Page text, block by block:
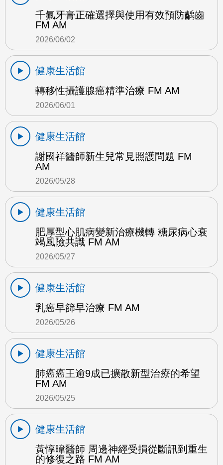
千氟牙膏正確選擇與使用有效預防齲齒
FM AM
2026/06/02
健康生活館
轉移性攝護腺癌精準治療 FM AM
2026/06/01
健康生活館
謝國祥醫師新生兒常見照護問題 FM
AM
2026/05/28
健康生活館
肥厚型心肌病變新治療機轉 糖尿病心衰
竭風險共識 FM AM
2026/05/27
健康生活館
乳癌早篩早治療 FM AM
2026/05/26
健康生活館
肺癌癌王逾9成已擴散新型治療的希望
FM AM
2026/05/25
健康生活館
黃惇暐醫師 周邊神經受損從斷訊到重生
的修復之路 FM AM